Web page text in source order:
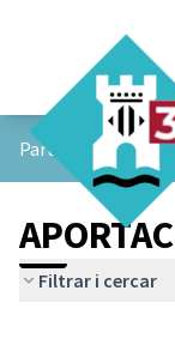
ParticiPAM! /
Filtrar i cercar